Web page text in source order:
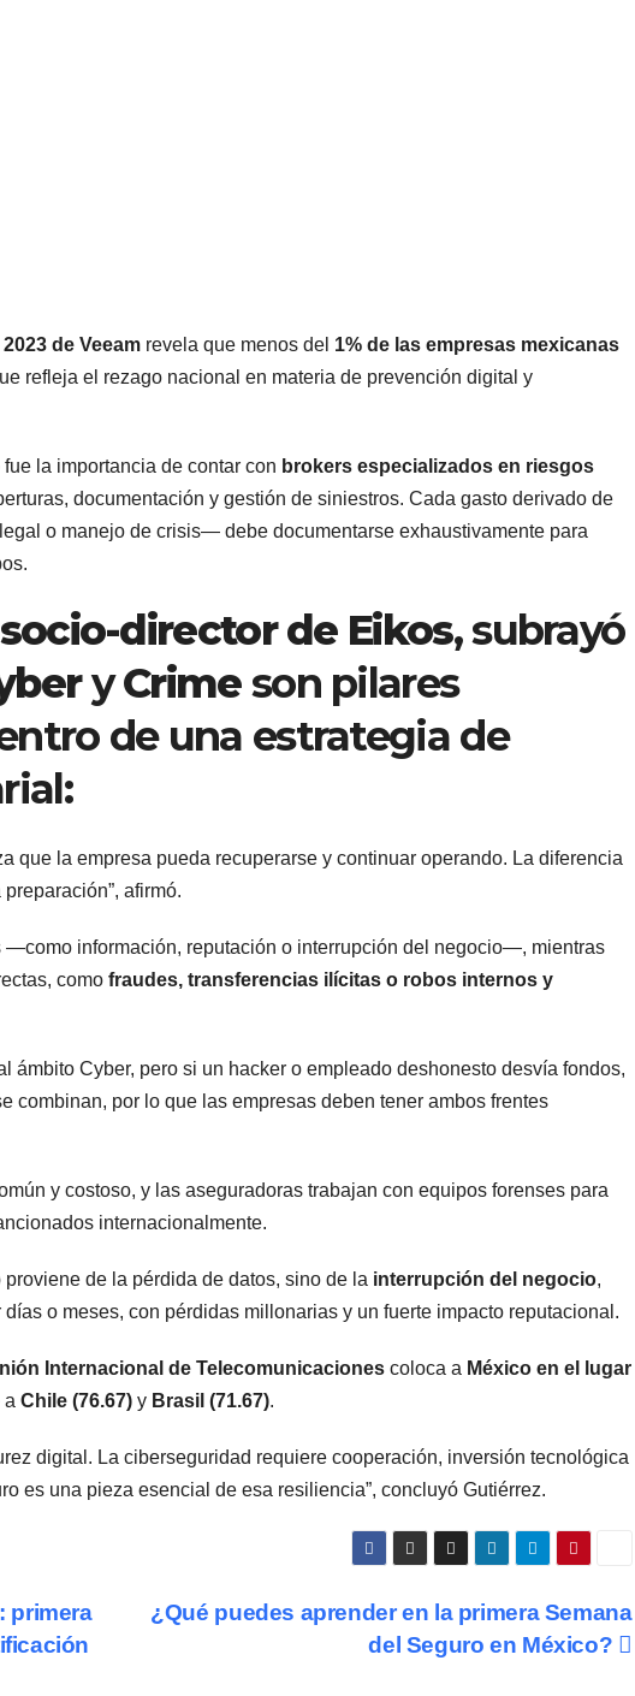
de Veeam revela que menos del 1% de las empresas mexicanas
refleja el rezago nacional en materia de prevención digital y
la importancia de contar con brokers especializados en riesgos
documentación y gestión de siniestros. Cada gasto derivado de
o manejo de crisis— debe documentarse exhaustivamente para
director de Eikos, subrayó
yCrimeson pilares
de una estrategia de
que la empresa pueda recuperarse y continuar operando. La diferencia
afirmó.
—como información, reputación o interrupción del negocio—, mientras
como fraudes, transferencias ilícitas o robos internos y
ámbito Cyber, pero si un hacker o empleado deshonesto desvía fondos,
combinan, por lo que las empresas deben tener ambos frentes
y costoso, y las aseguradoras trabajan con equipos forenses para
internacionalmente.
de la pérdida de datos, sino de la interrupción del negocio,
o meses, con pérdidas millonarias y un fuerte impacto reputacional.
Internacional de Telecomunicaciones coloca a México en el lugar
a Chile (76.67) y Brasil (71.67).
digital. La ciberseguridad requiere cooperación, inversión tecnológica
es una pieza esencial de esa resiliencia”, concluyó Gutiérrez.
¿Qué puedes aprender en la primera Semana
del Seguro en México?
primera